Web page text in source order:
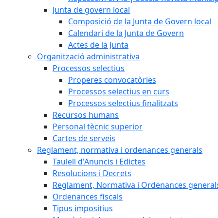
Junta de govern local
Composició de la Junta de Govern local
Calendari de la Junta de Govern
Actes de la Junta
Organització administrativa
Processos selectius
Properes convocatòries
Processos selectius en curs
Processos selectius finalitzats
Recursos humans
Personal tècnic superior
Cartes de serveis
Reglament, normativa i ordenances generals
Taulell d'Anuncis i Edictes
Resolucions i Decrets
Reglament, Normativa i Ordenances
Ordenances fiscals
Tipus impositius